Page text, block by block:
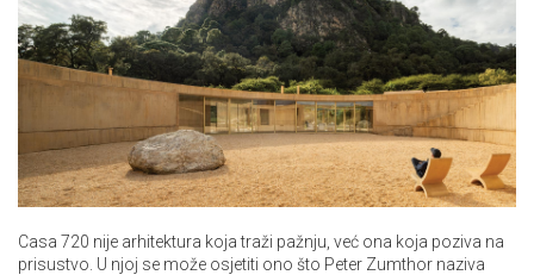
Casa 720 nije arhitektura koja traži pažnju, već ona koja poziva na
prisustvo. U njoj se može osjetiti ono što Peter Zumthor naziva